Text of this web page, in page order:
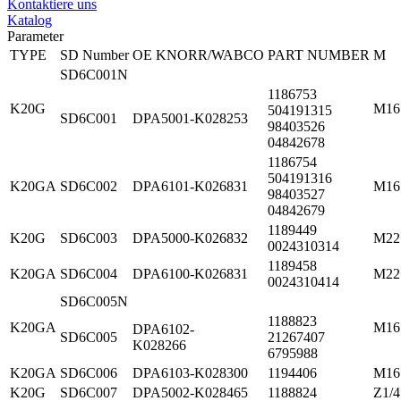
Kontaktiere uns
Katalog
Parameter
TYPE
SD Number OE KNORR/WABCO PART NUMBER M
K20G
SD6C001N
SD6C001 DPA5001-K028253
1186753
504191315
98403526
04842678
K20GA SD6C002 DPA6101-K026831
1186754
504191316
98403527
04842679
K20G SD6C003 DPA5000-K026832
1189449
0024310314
K20GA SD6C004 DPA6100-K026831
1189458
0024310414
K20GA
SD6C005N
SD6C005
DPA6102-
K028266
1188823
21267407
6795988
K20GA SD6C006 DPA6103-K028300 1194406
K20G
SD6C007 DPA5002-K028465 1188824 Z1/4